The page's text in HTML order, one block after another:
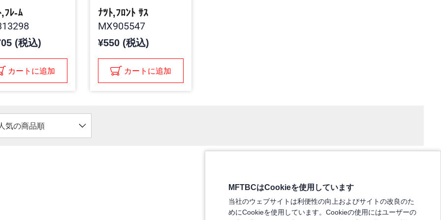
ﾌﾚ-ﾑ
(税込)
カートに追加
ﾅﾂﾄ,ﾌﾛﾝﾄ ｻｽ
MX905547
¥550 (税込)
カートに追加
人気の商品順
MFTBCはCookieを使用しています
当社のウェブサイトは利便性の向上およびサイトの改良のた
めにCookieを使用しています。Cookieの使用にはユーザーの